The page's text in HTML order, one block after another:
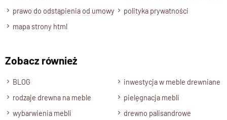
indywidualne usłojenie i barwę, podkreślając naturalny
charakter materiału.
Ręcznie robione i perfekcyjnie
Krzesło GOA posiada delikatne
ręcznie profilowane
prawo do odstąpienia od umowy
polityka prywatności
mapa strony html
Zobacz również
BLOG
inwestycja w meble drewniane
rodzaje drewna na meble
pielęgnacja mebli
wybarwienia mebli
drewno palisandrowe